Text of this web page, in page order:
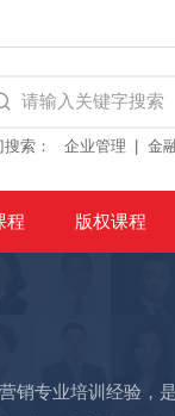
索： 企业管理 金
程 版权课程
销专业培训经验，